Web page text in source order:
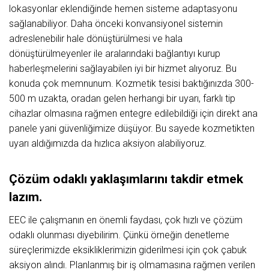
lokasyonlar eklendiğinde hemen sisteme adaptasyonu
sağlanabiliyor. Daha önceki konvansiyonel sistemin
adreslenebilir hale dönüştürülmesi ve hala
dönüştürülmeyenler ile aralarındaki bağlantıyı kurup
haberleşmelerini sağlayabilen iyi bir hizmet alıyoruz. Bu
konuda çok memnunum. Kozmetik tesisi baktığınızda 300-
500 m uzakta, oradan gelen herhangi bir uyarı, farklı tip
cihazlar olmasına rağmen entegre edilebildiği için direkt ana
panele yani güvenliğimize düşüyor. Bu sayede kozmetikten
uyarı aldığımızda da hızlıca aksiyon alabiliyoruz.
Çözüm odaklı yaklaşımlarını takdir etmek
lazım.
EEC ile çalışmanın en önemli faydası, çok hızlı ve çözüm
odaklı olunması diyebilirim. Çünkü örneğin denetleme
süreçlerimizde eksikliklerimizin giderilmesi için çok çabuk
aksiyon alındı. Planlanmış bir iş olmamasına rağmen verilen